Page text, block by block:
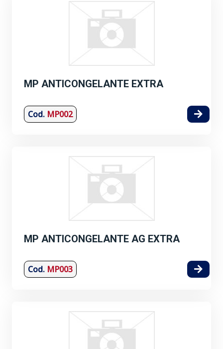
MP ANTICONGELANTE EXTRA
Cod. MP002
MP ANTICONGELANTE AG EXTRA
Cod. MP003